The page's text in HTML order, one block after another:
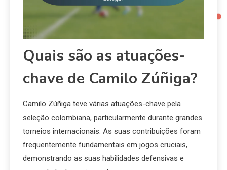
Quais são as atuações-
chave de Camilo Zúñiga?
Camilo Zúñiga teve várias atuações-chave pela
seleção colombiana, particularmente durante grandes
torneios internacionais. As suas contribuições foram
frequentemente fundamentais em jogos cruciais,
demonstrando as suas habilidades defensivas e